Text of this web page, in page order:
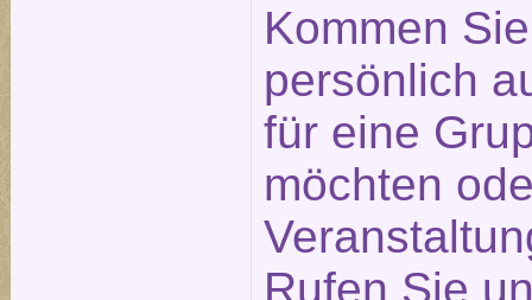
Kommen
persönlich
für eine
möchten
Rufen Sie